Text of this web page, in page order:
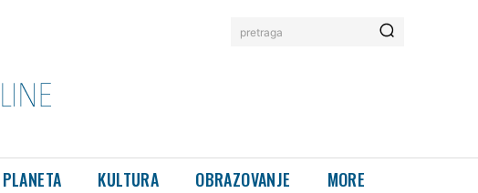
pretraga
PLANETA KULTURA OBRAZOVANJE MORE